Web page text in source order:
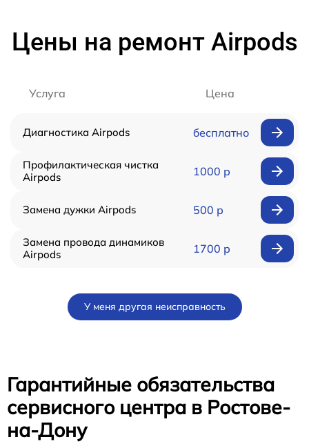
Цены на ремонт Airpods
Услуга Цена
Диагностика Airpods бесплатно
Профилактическая чистка
Airpods
1000 р
Замена дужки Airpods 500 р
Замена провода динамиков
Airpods
1700 р
У меня другая неисправность
Гарантийные обязательства
сервисного центра в Ростове-
на-Дону